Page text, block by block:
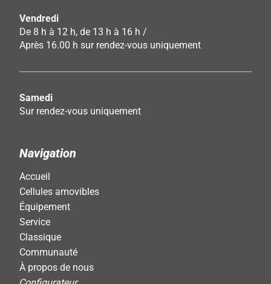
Vendredi
De 8 h à 12 h, de 13 h à 16 h /
Après 16.00 h sur rendez-vous uniquement
Samedi
Sur rendez-vous uniquement
Navigation
Accueil
Cellules amovibles
Équipement
Service
Classique
Communauté
À propos de nous